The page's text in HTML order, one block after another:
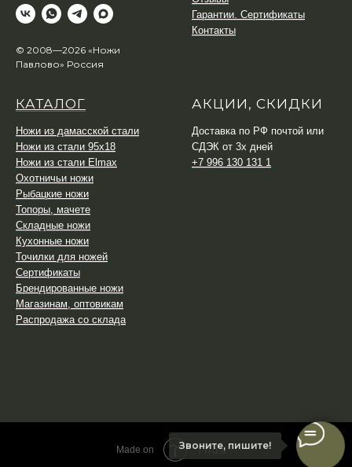
© 2008—2026 «Ножи
Павлово» Россия
Гарантии. Сертификаты
Контакты
КАТАЛОГ
Ножи из дамасской стали
Ножи из стали 95х18
Ножи из стали Elmax
Охотничьи ножи
Рыбацкие ножи
Топоры, мачете
Складные ножи
Кухонные ножи
Точилки для ножей
Сертификаты
Брендированные ножи
Магазинам, оптовикам
Распродажа со склада
АКЦИИ, СКИДКИ
Доставка по РФ почтой или
СДЭК от 3х дней
+7 996 130 131 1
Звоните, пишите!
Made on Tilda